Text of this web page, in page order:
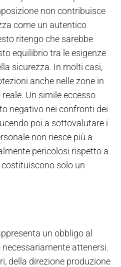
non contribuisce
come un autentico
ritengo che sarebbe
equilibrio tra le esigenze
sicurezza. In molti casi,
anche nelle zone in
Un simile eccesso
negativo nei confronti dei
poi a sottovalutare i
non riesce più a
pericolosi rispetto a
solo un
un obbligo al
attenersi.
della direzione produzione